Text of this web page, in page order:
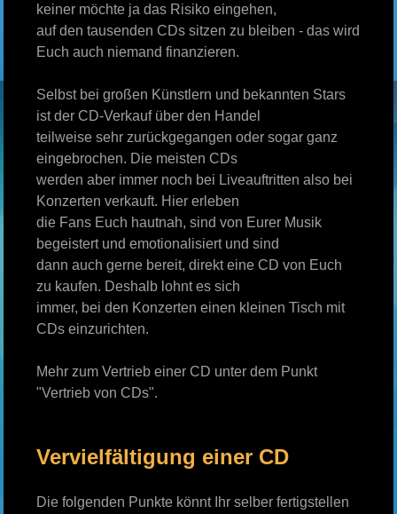
keiner möchte ja das Risiko eingehen,
auf den tausenden CDs sitzen zu bleiben - das wird
Euch auch niemand finanzieren.
Selbst bei großen Künstlern und bekannten Stars
ist der CD-Verkauf über den Handel
teilweise sehr zurückgegangen oder sogar ganz
eingebrochen. Die meisten CDs
werden aber immer noch bei Liveauftritten also bei
Konzerten verkauft. Hier erleben
die Fans Euch hautnah, sind von Eurer Musik
begeistert und emotionalisiert und sind
dann auch gerne bereit, direkt eine CD von Euch
zu kaufen. Deshalb lohnt es sich
immer, bei den Konzerten einen kleinen Tisch mit
CDs einzurichten.
Mehr zum Vertrieb einer CD unter dem Punkt
"Vertrieb von CDs".
Vervielfältigung einer CD
Die folgenden Punkte könnt Ihr selber fertigstellen